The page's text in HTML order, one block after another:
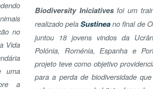
importância de preservação da biodiversidade
em zonas rurais e urbanas e para a necessidade
de pormos em prática estas soluções nas nossas
cidades.
Ler mais...